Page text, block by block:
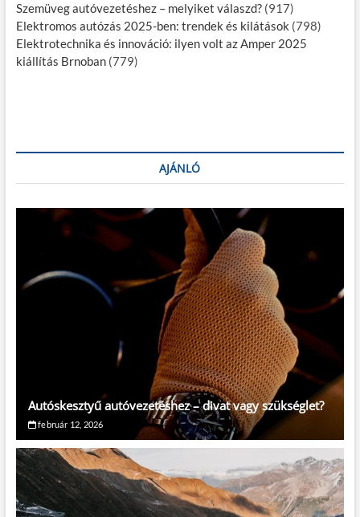
Szemüveg autóvezetéshez – melyiket válaszd? (917)
Elektromos autózás 2025-ben: trendek és kilátások (798)
Elektrotechnika és innováció: ilyen volt az Amper 2025
kiállítás Brnoban (779)
AJÁNLÓ
Autóskesztyű autóvezetéshez – divat vagy szükséglet?
február 12, 2026